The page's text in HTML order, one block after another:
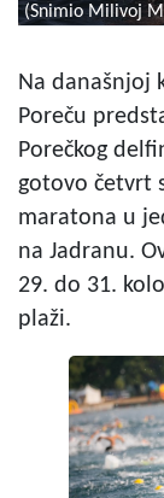
(Snimio Milivoj
Na današnjoj
Poreču
Porečkog
gotovo četvrt
maratona u
na Jadranu.
29. do 31.
plaži.